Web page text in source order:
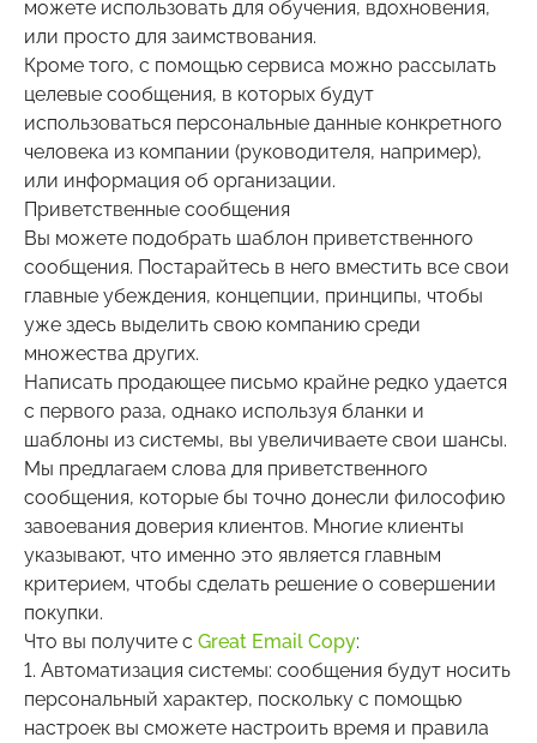
можете использовать для обучения, вдохновения,
или просто для заимствования.
Кроме того, с помощью сервиса можно рассылать
целевые сообщения, в которых будут
использоваться персональные данные конкретного
человека из компании (руководителя, например),
или информация об организации.
Приветственные сообщения
Вы можете подобрать шаблон приветственного
сообщения. Постарайтесь в него вместить все свои
главные убеждения, концепции, принципы, чтобы
уже здесь выделить свою компанию среди
множества других.
Написать продающее письмо крайне редко удается
с первого раза, однако используя бланки и
шаблоны из системы, вы увеличиваете свои шансы.
Мы предлагаем слова для приветственного
сообщения, которые бы точно донесли философию
завоевания доверия клиентов. Многие клиенты
указывают, что именно это является главным
критерием, чтобы сделать решение о совершении
покупки.
Что вы получите с Great Email Copy:
1. Автоматизация системы: сообщения будут носить
персональный характер, поскольку с помощью
настроек вы сможете настроить время и правила